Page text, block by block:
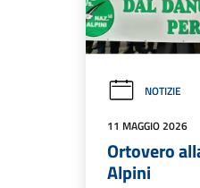
NOTIZIE
11 MAGGIO 2026
Ortovero
Alpini